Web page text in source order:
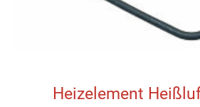
Heizelement